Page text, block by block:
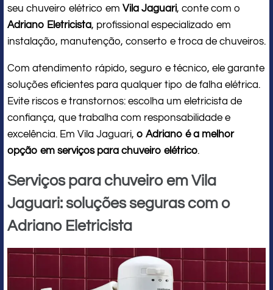
seu chuveiro elétrico em Vila Jaguari, conte com o
Adriano Eletricista, profissional especializado em
instalação, manutenção, conserto e troca de chuveiros.
Com atendimento rápido, seguro e técnico, ele garante
soluções eficientes para qualquer tipo de falha elétrica.
Evite riscos e transtornos: escolha um eletricista de
confiança, que trabalha com responsabilidade e
excelência. Em Vila Jaguari, o Adriano é a melhor
opção em serviços para chuveiro elétrico.
Serviços para chuveiro em Vila
Jaguari: soluções seguras com o
Adriano Eletricista